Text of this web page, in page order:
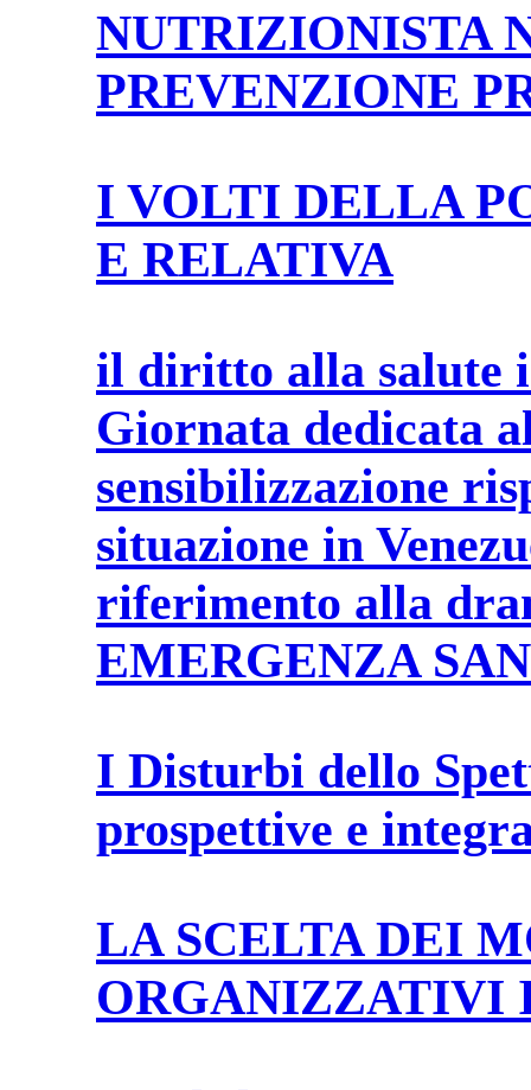
NUTRIZIONISTA
PREVENZIONE
I VOLTI DELLA
E RELATIVA
il diritto alla salute
Giornata dedicata
sensibilizzazione
situazione in
riferimento alla
EMERGENZA
I Disturbi dello
prospettive e
LA SCELTA DEI
ORGANIZZATIVI